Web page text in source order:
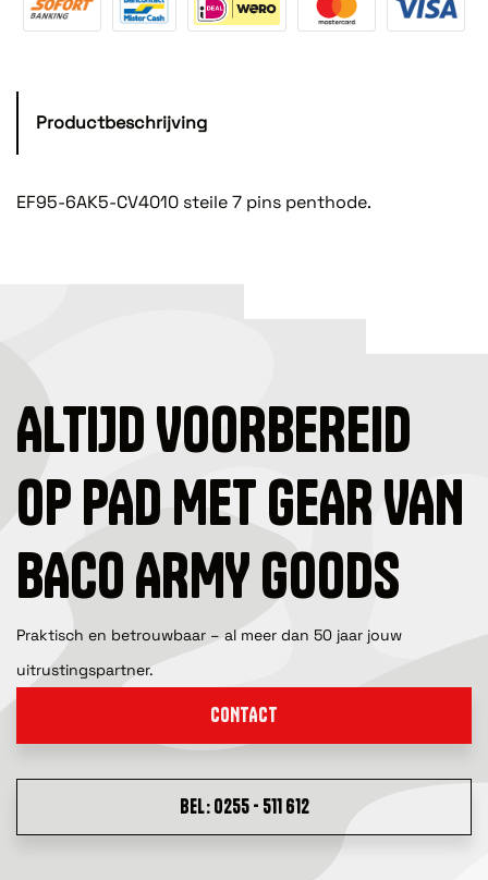
Productbeschrijving
EF95-6AK5-CV4010 steile 7 pins penthode.
ALTIJD VOORBEREID
OP PAD MET GEAR VAN
BACO ARMY GOODS
Praktisch en betrouwbaar – al meer dan 50 jaar jouw
uitrustingspartner.
CONTACT
BEL: 0255 - 511 612